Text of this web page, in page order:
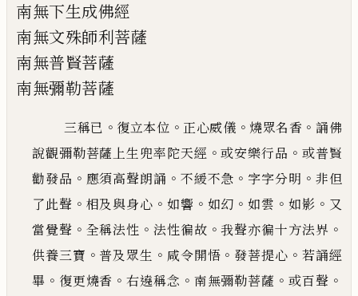
南無下生成佛經
南無文殊師利菩薩
南無普賢菩薩
南無彌勒菩薩
三稱已 。 復立本位 。 正心威儀 。燒眾名香 。 誦佛
說觀彌勒菩薩上生兜率陀天經 。或安樂行品 。 或普賢
勸發品 。 應須高聲朗誦 。 不緩不急 。 字字分明 。 非但
了此聲 。 相及與身心 。 如響 。 如幻 。如雲 。 如影 。 又
當覺聲 。 全稱法性 。 法性徧故 。我聲亦徧十方法界 。
供養三寶 。 普及眾生 。 咸令開悟 。 發菩提心 。 若誦經
畢 。 復更燒香 。右遶稱念 。 南無彌勒菩薩 。 或百聲 。